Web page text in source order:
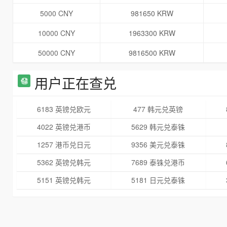
5000 CNY
981650 KRW
10000 CNY
1963300 KRW
50000 CNY
9816500 KRW
用户正在查兑
6183 英镑兑欧元 477 韩元兑英镑
4022 英镑兑港币
5629 韩元兑泰铢
1257 港币兑日元
9356 美元兑泰铢
5362 英镑兑韩元
7689 泰铢兑港币
5151 英镑兑韩元
5181 日元兑泰铢